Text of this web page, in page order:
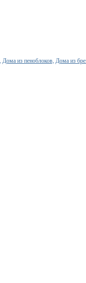
Дома из пеноблоков, Дома из